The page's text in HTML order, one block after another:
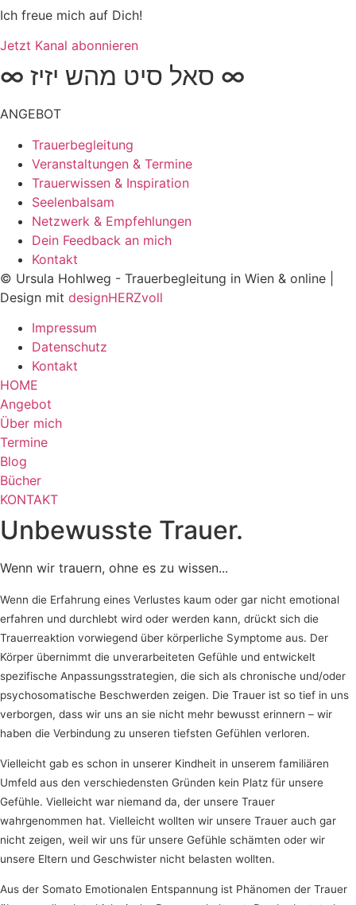
Ich freue mich auf Dich!
Jetzt Kanal abonnieren
∞ סאל סיט מהש יזיז ∞
ANGEBOT
Trauerbegleitung
Veranstaltungen & Termine
Trauerwissen & Inspiration
Seelenbalsam
Netzwerk & Empfehlungen
Dein Feedback an mich
Kontakt
© Ursula Hohlweg - Trauerbegleitung in Wien & online |
Design mit designHERZvoll
Impressum
Datenschutz
Kontakt
HOME
Angebot
Über mich
Termine
Blog
Bücher
KONTAKT
Unbewusste Trauer.
Wenn wir trauern, ohne es zu wissen...
Wenn die Erfahrung eines Verlustes kaum oder gar nicht emotional
erfahren und durchlebt wird oder werden kann, drückt sich die
Trauerreaktion vorwiegend über körperliche Symptome aus. Der
Körper übernimmt die unverarbeiteten Gefühle und entwickelt
spezifische Anpassungsstrategien, die sich als chronische und/oder
psychosomatische Beschwerden zeigen. Die Trauer ist so tief in uns
verborgen, dass wir uns an sie nicht mehr bewusst erinnern – wir
haben die Verbindung zu unseren tiefsten Gefühlen verloren.
Vielleicht gab es schon in unserer Kindheit in unserem familiären
Umfeld aus den verschiedensten Gründen kein Platz für unsere
Gefühle. Vielleicht war niemand da, der unsere Trauer
wahrgenommen hat. Vielleicht wollten wir unsere Trauer auch gar
nicht zeigen, weil wir uns für unsere Gefühle schämten oder wir
unsere Eltern und Geschwister nicht belasten wollten.
Aus der Somato Emotionalen Entspannung ist Phänomen der Trauer